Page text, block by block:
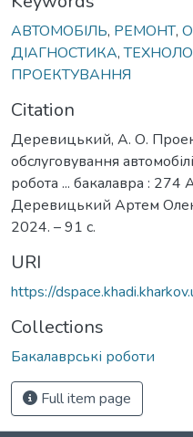
АВТОМОБІЛЬ, РЕМОНТ,
ДІАГНОСТИКА,
ПРОЕКТУВАННЯ
Citation
Деревицький, А. О.
обслуговування
робота ... бакалавра : 274
Деревицький Артем
2024. – 91 с.
URI
https://
Collections
Бакалаврські роботи
Full item page